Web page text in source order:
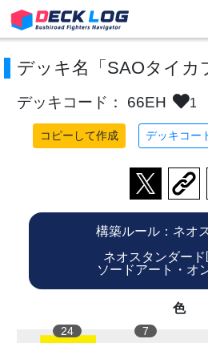
デッキ名「SAOタイカ
デッキコード： 66EH 1
コピーして作成 デッキコー
構築ルール：ネオ
ネオスタンダード
ソードアート・オ
色
24 7